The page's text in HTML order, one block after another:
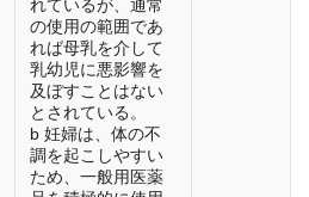
れているが、通常
の使用の範囲であ
れば母乳を介して
乳幼児に悪影響を
及ぼすことはない
とされている。
b 妊婦は、体の不
調を起こしやすい
ため、一般用医薬